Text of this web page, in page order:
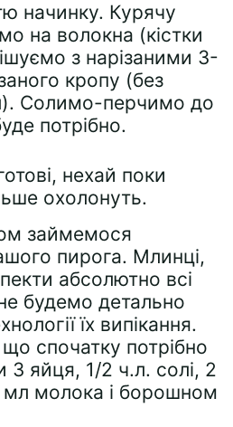
начинку. Курячу
на волокна (кістки
з нарізаними 3-
кропу (без
Солимо-перчимо до
потрібно.
нехай поки
охолонуть.
займемося
пирога. Млинці,
абсолютно всі
будемо детально
їх випікання.
спочатку потрібно
3 яйця, 1/2 ч.л. солі, 2
мл молока і борошном